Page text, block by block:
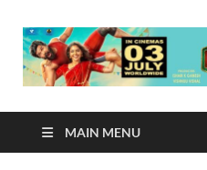
MAIN MENU